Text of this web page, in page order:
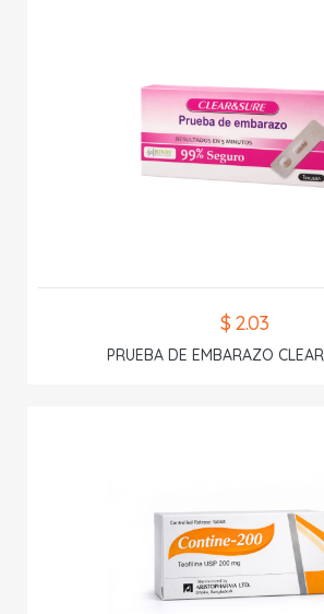
$ 2.03
PRUEBA DE EMBARAZO